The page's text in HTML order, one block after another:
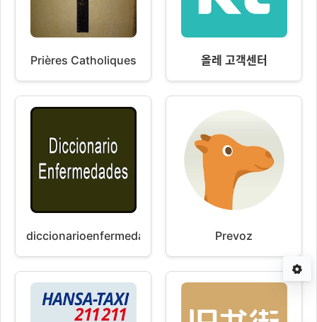
Prières Catholiques 올레 고객센터
diccionarioenfermedadesapp Prevoz